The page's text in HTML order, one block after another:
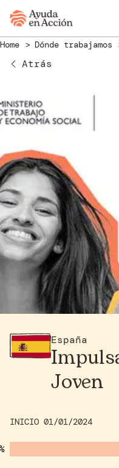
Home Dónde trabajamos
Atrás
España
Joven
INICIO 01/01/2024